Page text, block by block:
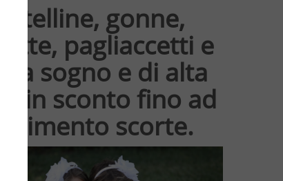
gonne,
pagliaccetti e
sogno e di alta
in sconto fino ad
scorte.